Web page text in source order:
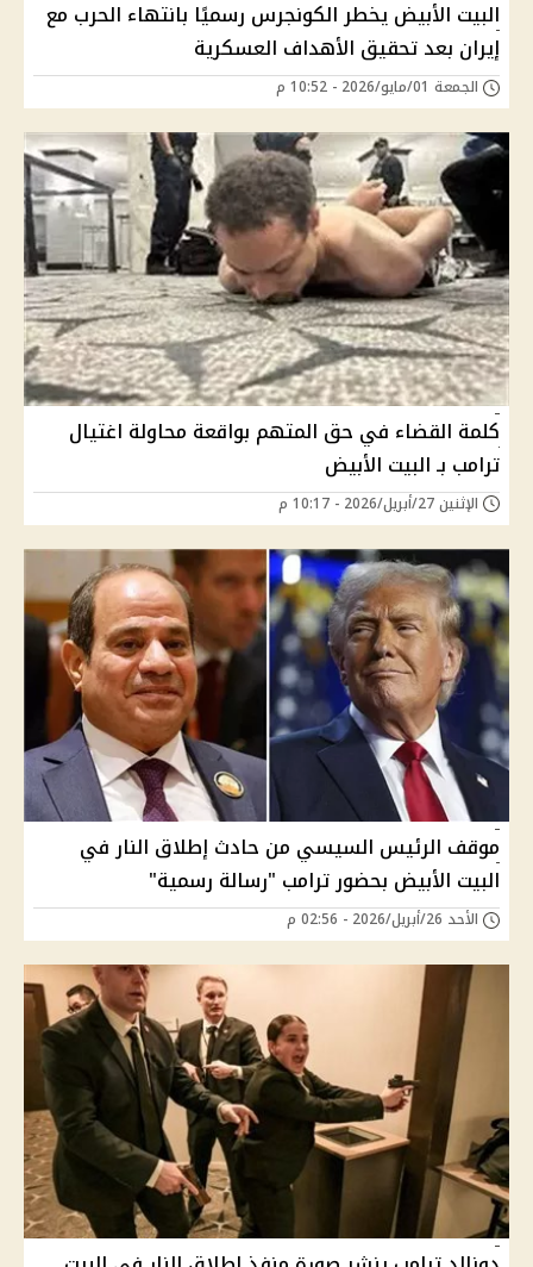
البيت الأبيض يخطر الكونجرس رسميًا بانتهاء الحرب مع
إيران بعد تحقيق الأهداف العسكرية
الجمعة 01/مايو/2026 - 10:52 م
كلمة القضاء في حق المتهم بواقعة محاولة اغتيال
ترامب بـ البيت الأبيض
الإثنين 27/أبريل/2026 - 10:17 م
موقف الرئيس السيسي من حادث إطلاق النار في
البيت الأبيض بحضور ترامب "رسالة رسمية"
الأحد 26/أبريل/2026 - 02:56 م